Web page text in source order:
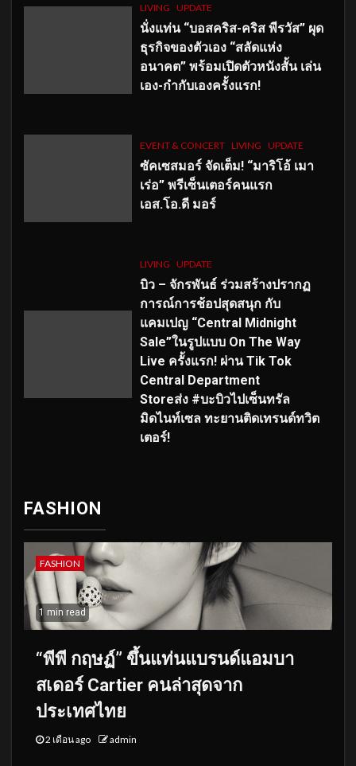
LIVING UPDATE
นั่งแท่น “บอสคริส-คริส พีรวัส” ผุด
ธุรกิจของตัวเอง “สลัดแห่ง
อนาคต” พร้อมเปิดตัวหนังสั้น เล่น
เอง-กำกับเองครั้งแรก!
EVENT & CONCERT LIVING UPDATE
ซัคเซสมอร์ จัดเต็ม! “มาริโอ้ เมา
เร่อ” พรีเซ็นเตอร์คนแรก
เอส.โอ.ดี มอร์
LIVING UPDATE
บิว – จักรพันธ์ ร่วมสร้างปรากฏ
การณ์การช้อปสุดสนุก กับ
แคมเปญ “Central Midnight
Sale”ในรูปแบบ On The Way
Live ครั้งแรก! ผ่าน Tik Tok
Central Department
Storeส่ง #บะบิวไปเซ็นทรัล
มิดไนท์เซล ทะยานติดเทรนด์ทวิต
เตอร์!
FASHION
FASHION
1 min read
“พีพี กฤษฏ์” ขึ้นแท่นแบรนด์แอมบา
สเดอร์ Cartier คนล่าสุดจาก
ประเทศไทย
2 เดือน ago admin